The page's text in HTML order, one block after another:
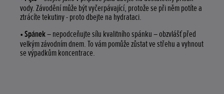
vody. Závodění může být vyčerpávající, protože se při něm potíte a
ztrácíte tekutiny - proto dbejte na hydrataci.
•Spánek– nepodceňujte sílu kvalitního spánku – obzvlášť před
velkým závodním dnem. To vám pomůže zůstat ve střehu a vyhnout
se výpadkům koncentrace.